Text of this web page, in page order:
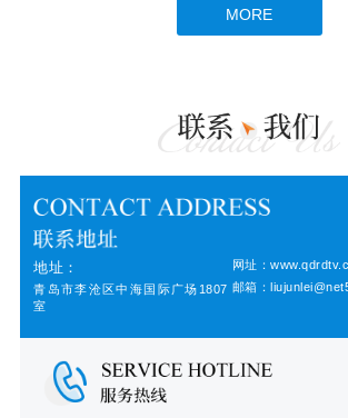
MORE
地址：
青岛市李沧区中海国际广场1807
室
网址：
邮箱：